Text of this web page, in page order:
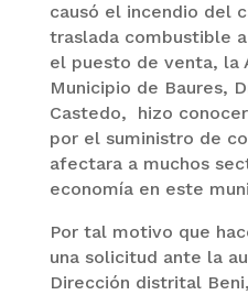
causó el incendio del
traslada combustible
el puesto de venta, la
Municipio de Baures,
Castedo, hizo
por el suministro de
afectara a muchos
economía en este
Por tal motivo que
una solicitud ante la
Dirección distrital